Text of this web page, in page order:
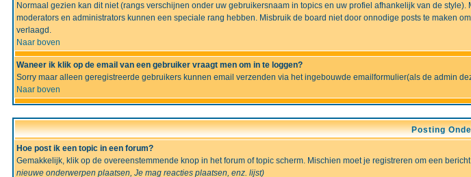
Normaal gezien kan dit niet (rangs verschijnen onder uw gebruikersnaam in topics en uw profiel afhankelijk van de
moderators en administrators kunnen een speciale rang hebben. Misbruik de board niet door onnodige posts te maken
verlaagd.
Naar boven
Waneer ik klik op de email van een gebruiker vraagt men om in te loggen?
Sorry maar alleen geregistreerde gebruikers kunnen email verzenden via het ingebouwde emailformulier(als de admin
Naar boven
Posting
Hoe post ik een topic in een forum?
Gemakkelijk, klik op de overeenstemmende knop in het forum of topic scherm. Mischien moet je registreren om een
nieuwe onderwerpen plaatsen, Je mag reacties plaatsen, enz. lijst)